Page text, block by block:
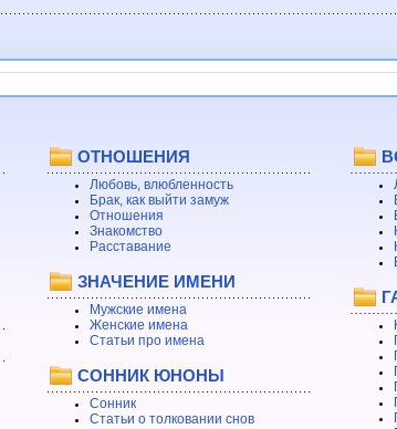
ОТНОШЕНИЯ
Любовь, влюбленность
Брак, как выйти замуж
Отношения
Знакомство
Расставание
ЗНАЧЕНИЕ ИМЕНИ
Мужские имена
Женские имена
Статьи про имена
СОННИК ЮНОНЫ
Сонник
Статьи о толковании снов